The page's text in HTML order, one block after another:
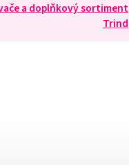
a doplňkový sortiment
Trind